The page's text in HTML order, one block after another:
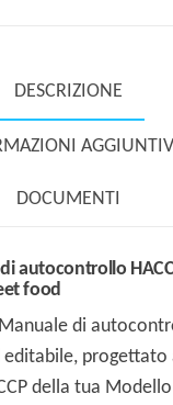
DESCRIZIONE
DOCUMENTI
autocontrollo
food
di
progettato
della tua